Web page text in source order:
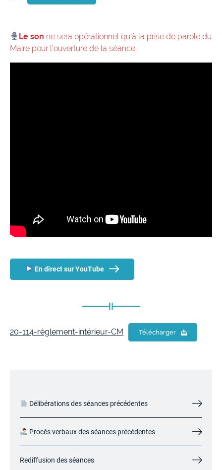
Le son ne sera opérationnel qu’à la prise de parole du
Maire pour l’ouverture de la séance.
En direct sur YouTube
20-114-règlement-intérieur-CM Télécharger
Délibérations des séances précédentes
Procès verbaux des séances précédentes
Rediffusion des séances